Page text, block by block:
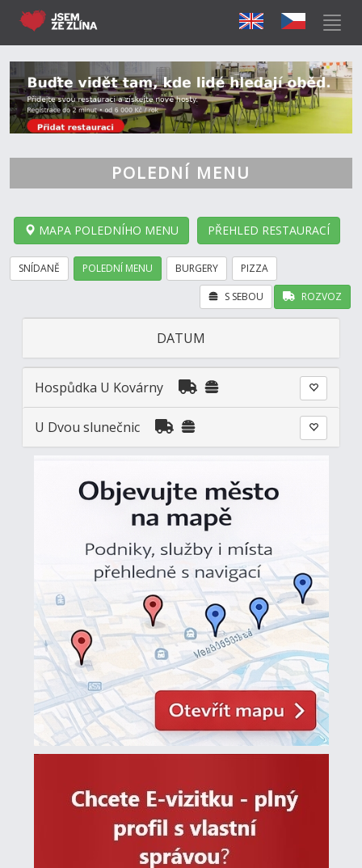
POLEDNÍ MENU
MAPA POLEDNÍHO MENU PŘEHLED RESTAURACÍ
SNÍDANĚ POLEDNÍ MENU BURGERY PIZZA
ROZVOZ
S SEBOU
DATUM
Hospůdka U Kovárny
U Dvou slunečnic